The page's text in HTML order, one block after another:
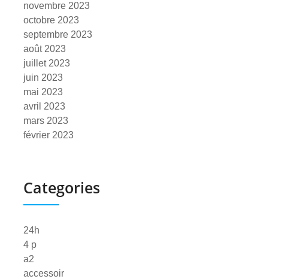
novembre 2023
octobre 2023
septembre 2023
août 2023
juillet 2023
juin 2023
mai 2023
avril 2023
mars 2023
février 2023
Categories
24h
4 p
a2
accessoir